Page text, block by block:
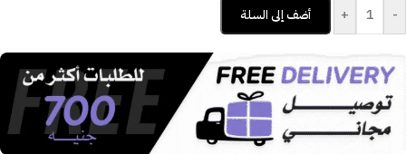
-
+ أضف إلى السلة